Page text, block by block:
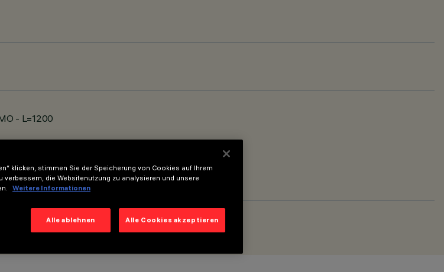
- L=1200
klicken, stimmen Sie der Speicherung von Cookies auf Ihrem
verbessern, die Websitenutzung zu analysieren und unsere
Weitere Informationen
Alle ablehnen Alle Cookies akzeptieren